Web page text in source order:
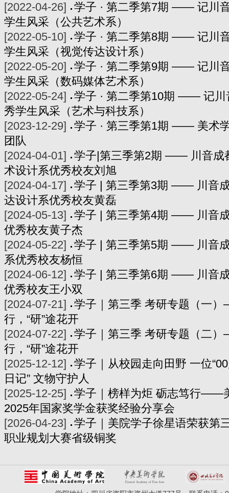
[2022-04-26]
学子 · 第二季第7期 —— 记川
学生风采（公共艺术系）
[2022-05-10]
学子 · 第二季第8期 —— 记川
学生风采（视觉传达设计系）
[2022-05-20]
学子 · 第二季第9期 —— 记川
学生风采（数码媒体艺术系）
[2022-05-24]
学子 · 第二季第10期 —— 记川
秀学生风采（艺术与科技系）
[2023-12-29]
学子 · 第三季第1期 —— 美术
团队
[2024-04-01]
学子|第三季第2期 —— 川音成
术设计系优秀校友刘旭
[2024-04-17]
学子 | 第三季第3期 —— 川音
达设计系优秀校友黄磊
[2024-05-13]
学子 | 第三季第4期 —— 川音
优秀校友黄子杰
[2024-05-22]
学子 | 第三季第5期 —— 川音
系优秀校友杨恒
[2024-06-12]
学子 | 第三季第6期 —— 川音
优秀校友王小双
[2024-07-21]
学子｜第三季 考研专题（一
行，“研”途花开
[2024-07-22]
学子｜第三季 考研专题（二
行，“研”途花开
[2025-12-12]
学子｜从校园走向田野 一位
日记” 文物守护人
[2025-12-25]
学子｜榜样为炬 砺志笃行——
2025年国家奖学金获奖经验分享会
[2026-04-23]
学子｜美院学子徐星语荣获第
职业规划大赛省级铜奖